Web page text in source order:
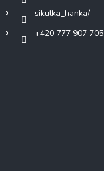
sikulka_hanka/
+420 777 907 705